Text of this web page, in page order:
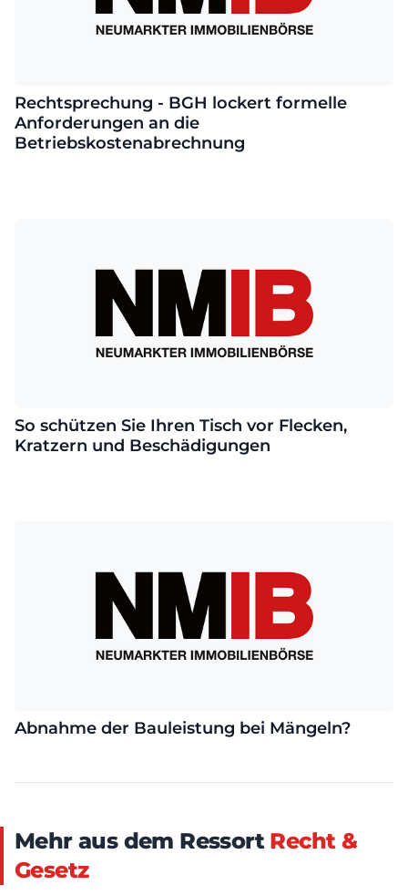
Rechtsprechung - BGH lockert formelle
Anforderungen an die
Betriebskostenabrechnung
So schützen Sie Ihren Tisch vor Flecken,
Kratzern und Beschädigungen
Abnahme der Bauleistung bei Mängeln?
Mehr aus dem Ressort Recht &
Gesetz